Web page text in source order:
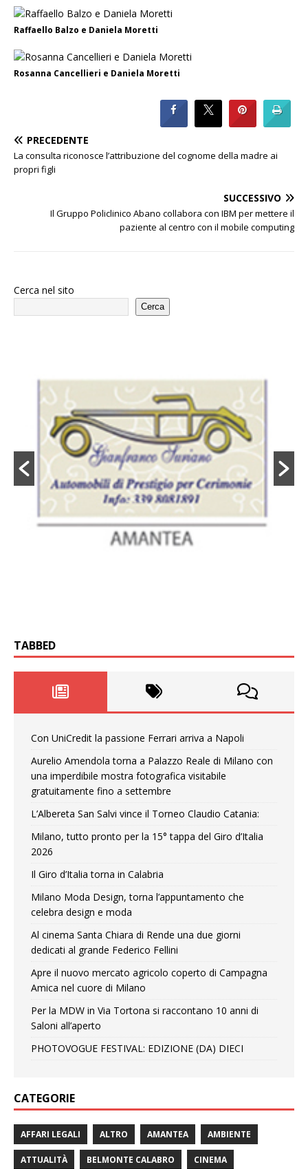
Raffaello Balzo e Daniela Moretti
Rosanna Cancellieri e Daniela Moretti
PRECEDENTE
La consulta riconosce l’attribuzione del cognome della madre ai
propri figli
SUCCESSIVO
Il Gruppo Policlinico Abano collabora con IBM per mettere il
paziente al centro con il mobile computing
Cerca nel sito
Cerca
TABBED
Con UniCredit la passione Ferrari arriva a Napoli
Aurelio Amendola torna a Palazzo Reale di Milano con
una imperdibile mostra fotografica visitabile
gratuitamente fino a settembre
L’Albereta San Salvi vince il Torneo Claudio Catania:
Milano, tutto pronto per la 15° tappa del Giro d’Italia
2026
Il Giro d’Italia torna in Calabria
Milano Moda Design, torna l’appuntamento che
celebra design e moda
Al cinema Santa Chiara di Rende una due giorni
dedicati al grande Federico Fellini
Apre il nuovo mercato agricolo coperto di Campagna
Amica nel cuore di Milano
Per la MDW in Via Tortona si raccontano 10 anni di
Saloni all’aperto
PHOTOVOGUE FESTIVAL: EDIZIONE (DA) DIECI
CATEGORIE
AFFARI LEGALI ALTRO AMANTEA AMBIENTE
ATTUALITÀ BELMONTE CALABRO CINEMA